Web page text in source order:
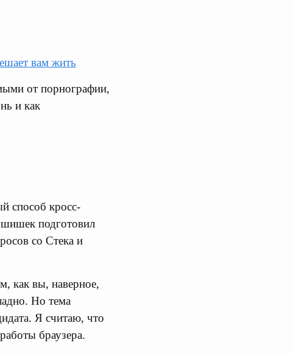
вам жить
от порнографии,
и как
способ кросс-
подготовил
со Стека и
как вы, наверное,
Но тема
Я считаю, что
браузера.